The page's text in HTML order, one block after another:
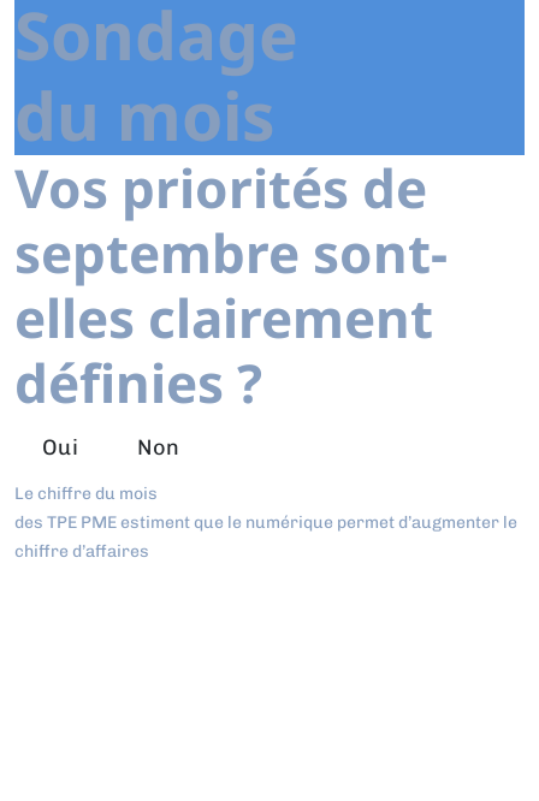
Sondage
du mois
Vos priorités de
septembre sont-
elles clairement
définies ?
Oui Non
Le chiffre du mois
des TPE PME estiment que le numérique permet d’augmenter le
chiffre d’affaires